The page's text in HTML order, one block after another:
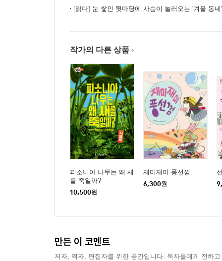
[읽다] 눈 쌓인 뒷마당에 사슴이 놀러오는 '겨울 동
작가의 다른 상품
피소니아 나무는 왜 새
를 죽일까?
10,500원
재미재미 풍선껌
6,300원
만든 이 코멘트
저자, 역자, 편집자를 위한 공간입니다. 독자들에게 전하